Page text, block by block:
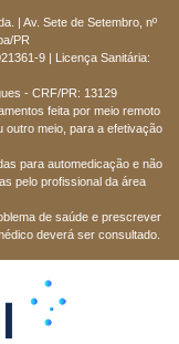
| Av. Sete de Setembro, nº
PR
9 | Licença Sanitária:
- CRF/PR: 13129
feita por meio remoto
outro meio, para a efetivação
para automedicação e não
pelo profissional da área
de saúde e prescrever
deverá ser consultado.